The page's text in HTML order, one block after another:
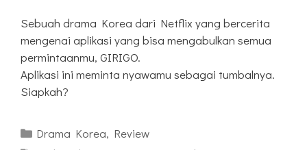
Sebuah drama Korea dari Netflix yang bercerita
mengenai aplikasi yang bisa mengabulkan semua
permintaanmu, GIRIGO.
Aplikasi ini meminta nyawamu sebagai tumbalnya.
Siapkah?
Kategori
Drama Korea, Review